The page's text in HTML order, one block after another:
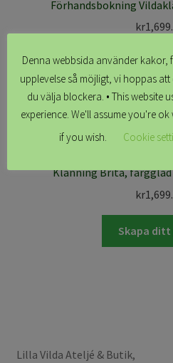
Förhandsbokning
kr
Läs
Klänning Brita,
kr
Skapa ditt
Lilla Vilda Ateljé & Butik,
Denna webbsida använder kakor,
upplevelse så möjligt, vi hoppas
du välja blockera. • This website
experience. We'll assume you're
if you wish.
Cookie